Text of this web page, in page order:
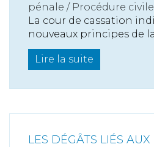
pénale / Procédure civile
La cour de cassation
nouveaux principes de la
Lire la suite
LES DÉGÂTS LIÉS